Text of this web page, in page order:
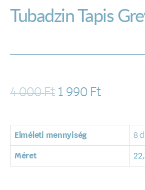
Tubadzin Tapis
4 000Ft 1 990 Ft
Elméleti mennyiség 8
Méret